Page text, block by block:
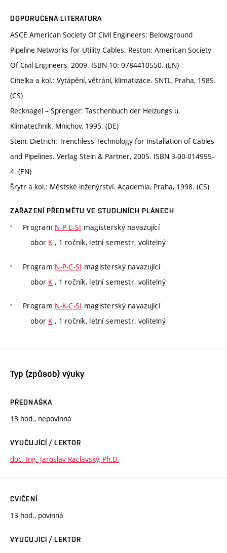
DOPORUČENÁ LITERATURA
ASCE American Society Of Civil Engineers: Belowground
Pipeline Networks for Utility Cables. Reston: American Society
Of Civil Engineers, 2009. ISBN-10: 0784410550. (EN)
Cihelka a kol.: Vytápění, větrání, klimatizace. SNTL, Praha, 1985.
(CS)
Recknagel – Sprenger: Taschenbuch der Heizungs u.
Klimatechnik. Mnichov, 1995. (DE)
Stein, Dietrich: Trenchless Technology for Installation of Cables
and Pipelines. Verlag Stein & Partner, 2005. ISBN 3-00-014955-
4. (EN)
Šrytr a kol.: Městské inženýrství. Academia, Praha, 1998. (CS)
ZAŘAZENÍ PŘEDMĚTU VE STUDIJNÍCH PLÁNECH
Program N-P-E-SI magisterský navazující
obor K, 1 ročník, letní semestr, volitelný
Program N-P-C-SI magisterský navazující
obor K , 1 ročník, letní semestr, volitelný
Program N-K-C-SI magisterský navazující
obor K, 1 ročník, letní semestr, volitelný
Typ (způsob) výuky
PŘEDNÁŠKA
13 hod., nepovinná
VYUČUJÍCÍ / LEKTOR
doc. Ing. Jaroslav Raclavský, Ph.D.
CVIČENÍ
13 hod., povinná
VYUČUJÍCÍ / LEKTOR